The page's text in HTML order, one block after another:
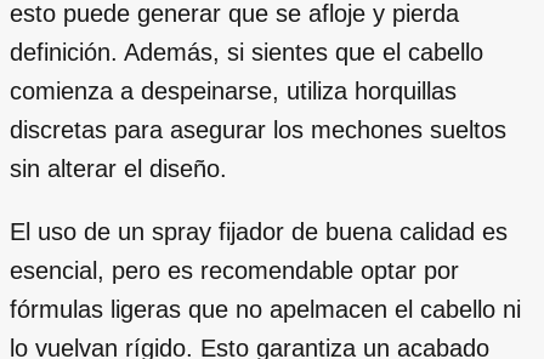
esto puede generar que se afloje y pierda
definición. Además, si sientes que el cabello
comienza a despeinarse, utiliza horquillas
discretas para asegurar los mechones sueltos
sin alterar el diseño.
El uso de un spray fijador de buena calidad es
esencial, pero es recomendable optar por
fórmulas ligeras que no apelmacen el cabello ni
lo vuelvan rígido. Esto garantiza un acabado